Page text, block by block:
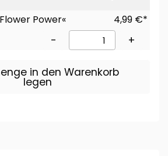
Power«
4,99 €*
- +
in den Warenkorb
legen